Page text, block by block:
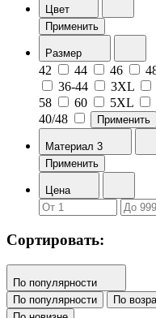
Цвет
Применить
Размер
42 44 46
36-44
3XL
58
60 5XL
40/48
Применить
Материал 3
Применить
Цена
Сортировать:
По популярности
По популярности
По